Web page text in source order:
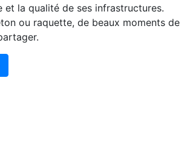
et la qualité de ses infrastructures.
ou raquette, de beaux moments de